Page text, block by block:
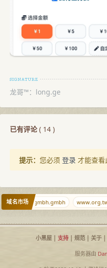
龙哥™：long.ge
已有评论( 14 )
提示： 您必须 登录 才能查看
域名市场
w.cr gmbh.gmbh www.org.tw
小黑屋| 支持| 规范| 关于|
服务器由